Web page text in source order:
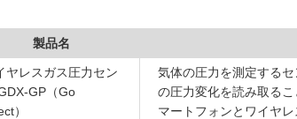
製品名
ヤレスガス圧力セン
GP（Go
）
気体の圧力を測定する
の圧力変化を読み取る
マートフォンとワイヤ